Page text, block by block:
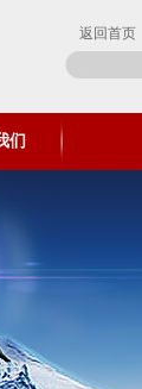
返回首页
们